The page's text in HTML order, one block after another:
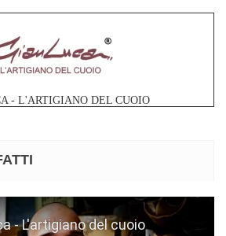
- L'ARTIGIANO DEL CUOIO